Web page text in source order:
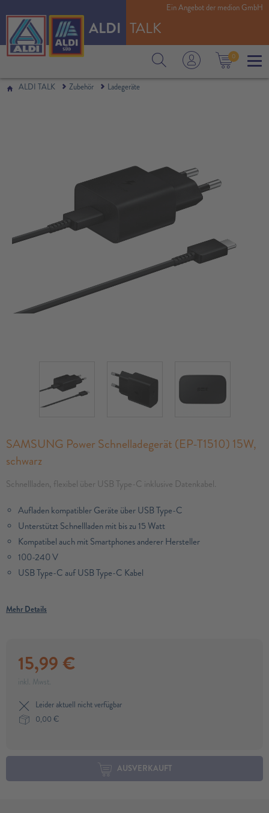
ALDI TALK
0
Ein Angebot der medion GmbH
ALDI TALK Zubehör Ladegeräte
SAMSUNG Power Schnelladegerät (EP-T1510) 15W,
schwarz
Schnellladen, flexibel über USB Type-C inklusive Datenkabel.
Aufladen kompatibler Geräte über USB Type-C
Unterstützt Schnellladen mit bis zu 15 Watt
Kompatibel auch mit Smartphones anderer Hersteller
100-240 V
USB Type-C auf USB Type-C Kabel
Mehr Details
15,99 €
inkl. Mwst.
Leider aktuell nicht verfügbar
0,00 €
AUSVERKAUFT